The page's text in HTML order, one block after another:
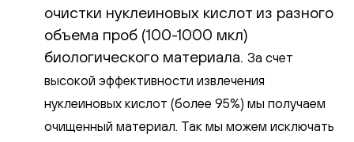
очистки нуклеиновых кислот из разного
объема проб (100-1000 мкл)
биологического материала. За счет
высокой эффективности извлечения
нуклеиновых кислот (более 95%) мы получаем
очищенный материал. Так мы можем исключать